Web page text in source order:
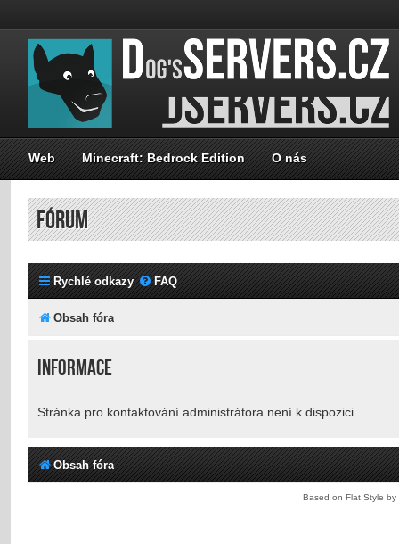
Web Minecraft: Bedrock Edition O nás
FÓRUM
Rychlé odkazy FAQ
Obsah fóra
Informace
Stránka pro kontaktování administrátora není k dispozici.
Obsah fóra
Based on Flat Style by